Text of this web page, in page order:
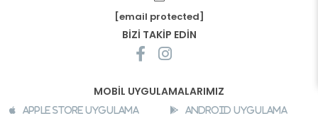
[email protected]
BİZİ TAKİP EDİN
MOBİL UYGULAMALARIMIZ
Apple Store Uygulama Android Uygulama